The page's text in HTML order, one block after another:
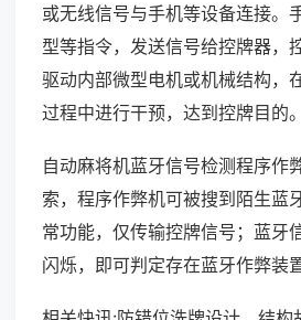
或无线信号与手机等设备连接。
型等指令，发送信号给控牌器，
驱动内部微型电机或机械结构，
过程中进行干预，达到控牌目的。
自动麻将机蓝牙信号检测程序作
索，程序作弊机可被搜到陌生蓝
常功能，仅传输控牌信号；蓝牙
闪烁，即可判定存在蓝牙作弊装置